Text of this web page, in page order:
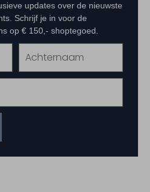
updates over de nieuwste
Schrijf je in voor de
op € 150,- shoptegoed.